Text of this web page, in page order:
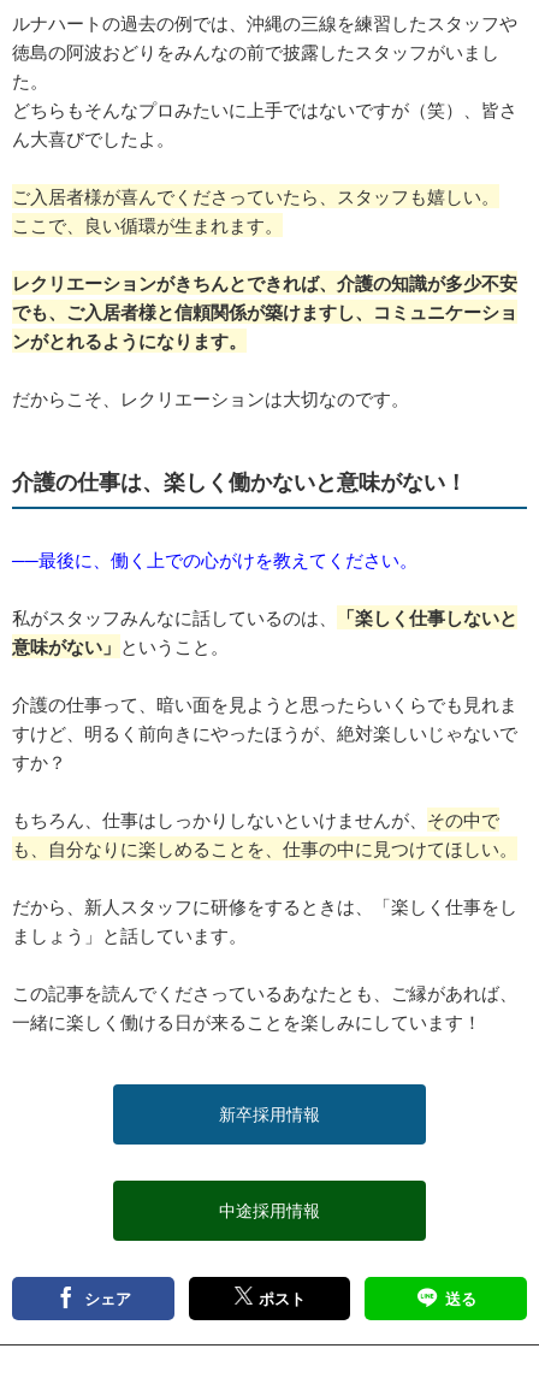
ルナハートの過去の例では、沖縄の三線を練習したスタッフや
徳島の阿波おどりをみんなの前で披露したスタッフがいまし
た。
どちらもそんなプロみたいに上手ではないですが（笑）、皆さ
ん大喜びでしたよ。
ご入居者様が喜んでくださっていたら、スタッフも嬉しい。
ここで、良い循環が生まれます。
レクリエーションがきちんとできれば、介護の知識が多少不安
でも、ご入居者様と信頼関係が築けますし、コミュニケーショ
ンがとれるようになります。
だからこそ、レクリエーションは大切なのです。
介護の仕事は、楽しく働かないと意味がない！
──最後に、働く上での心がけを教えてください。
私がスタッフみんなに話しているのは、
「楽しく仕事しないと
意味がない」 ということ。
介護の仕事って、暗い面を見ようと思ったらいくらでも見れま
すけど、明るく前向きにやったほうが、絶対楽しいじゃないで
すか？
もちろん、仕事はしっかりしないといけませんが、 その中で
も、自分なりに楽しめることを、仕事の中に見つけてほしい。
だから、新人スタッフに研修をするときは、「楽しく仕事をし
ましょう」と話しています。
この記事を読んでくださっているあなたとも、ご縁があれば、
一緒に楽しく働ける日が来ることを楽しみにしています！
新卒採用情報
中途採用情報
シェア ポスト 送る